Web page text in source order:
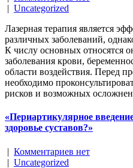
| Uncategorized
Лазерная терапия является
различных заболеваний,
К числу основных относятся
заболевания крови,
области воздействия. Перед
необходимо
рисков и возможных
«Периартикулярное
здоровье суставов?»
| Комментариев нет
| Uncategorized